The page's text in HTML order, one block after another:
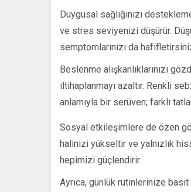
Duygusal sağlığınızı
ve stres seviyenizi düşürür.
semptomlarınızı da
Beslenme alışkanlıklarınızı
iltihaplanmayı azaltır. Renkli
anlamıyla bir serüven; farklı
Sosyal etkileşimlere de özen
halinizi yükseltir ve yalnızlık
hepimizi güçlendirir.
Ayrıca, günlük rutinlerinize